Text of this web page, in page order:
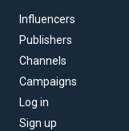
Influencers
Publishers
Channels
Campaigns
Log in
Sign up